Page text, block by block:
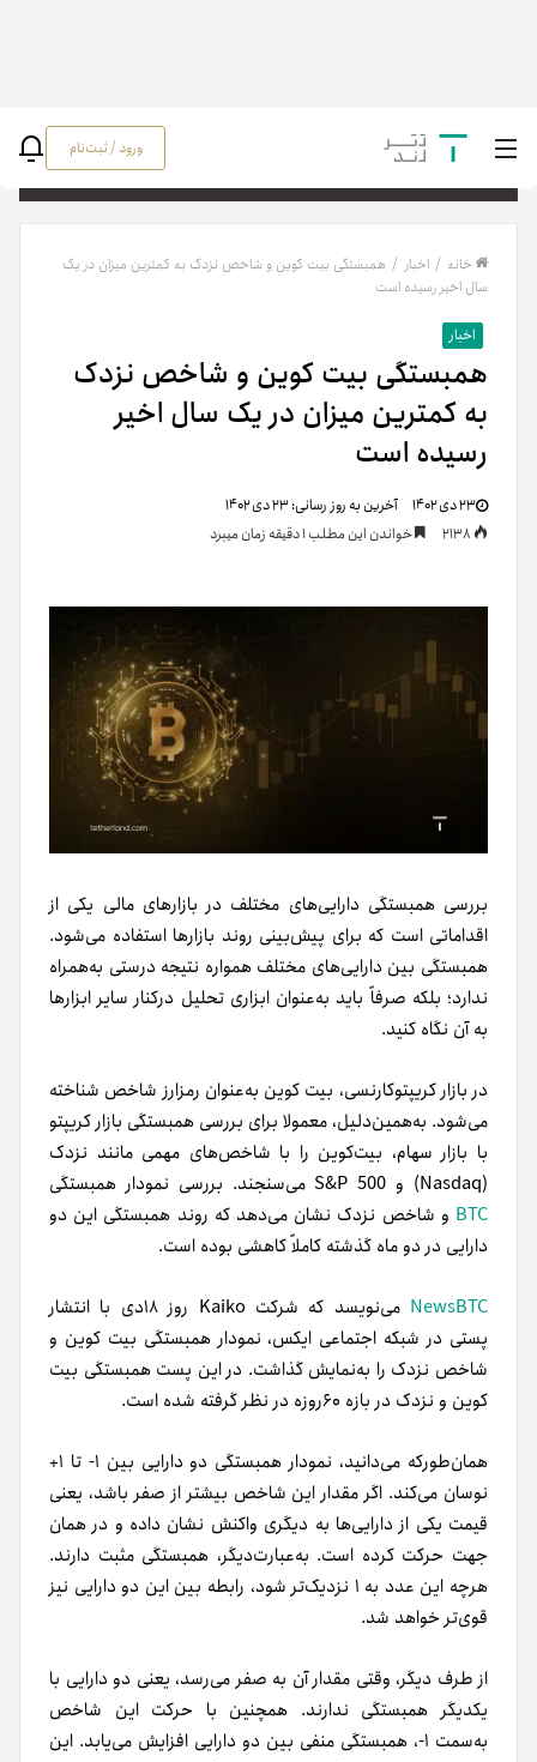
ورود / ثبت‌نام
خانه / اخبار / همبستگی بیت کوین و شاخص نزدک به کمترین میزان در یک
سال اخیر رسیده است
اخبار
همبستگی بیت کوین و شاخص نزدک
به کمترین میزان در یک سال اخیر
رسیده است
۲۳ دی ۱۴۰۲ آخرین به روز رسانی:۲۳ دی ۱۴۰۲
خواندن این مطلب 1 دقیقه زمان میبرد
بررسی همبستگی دارایی‌های مختلف در بازارهای مالی یکی از
اقداماتی است که برای پیش‌بینی روند بازارها استفاده می‌شود.
همبستگی بین دارایی‌های مختلف همواره نتیجه درستی به‌همراه
ندارد؛ بلکه صرفاً باید به‌عنوان ابزاری تحلیل در‌کنار سایر ابزارها
به آن نگاه کنید.
در بازار کریپتوکارنسی، بیت کوین به‌عنوان رمزارز شاخص شناخته
می‌شود. به‌همین‌دلیل، معمولا برای بررسی همبستگی بازار کریپتو
با بازار سهام، بیت‌کوین را با شاخص‌های مهمی مانند نزدک
(Nasdaq) و S&P 500 می‌سنجند. بررسی نمودار همبستگی
BTC و شاخص نزدک نشان می‌دهد که روند همبستگی این دو
دارایی در دو ماه گذشته کاملاً کاهشی بوده است.
NewsBTC
می‌نویسد که شرکت Kaiko روز ۱۸دی با انتشار
پستی در شبکه اجتماعی ایکس، نمودار همبستگی بیت کوین و
شاخص نزدک را به‌نمایش گذاشت. در این پست همبستگی بیت
کوین و نزدک در بازه ۶۰روزه در نظر گرفته شده است.
هما‌ن‌طور‌که می‌دانید، نمودار همبستگی دو دارایی بین ۱- تا ۱+
نوسان می‌کند. اگر مقدار این شاخص بیشتر از صفر باشد، یعنی
قیمت یکی از دارایی‌ها به دیگری واکنش نشان داده و در همان
جهت حرکت کرده است. به‌عبارت‌دیگر، همبستگی مثبت دارند.
هرچه این عدد به ۱ نزدیک‌تر شود، رابطه بین این دو دارایی نیز
قوی‌تر خواهد شد.
از طرف دیگر، وقتی مقدار آن به صفر می‌رسد، یعنی دو دارایی با
یکدیگر همبستگی ندارند. همچنین با حرکت این شاخص
به‌سمت ۱-، همبستگی منفی بین دو دارایی افزایش می‌یابد. این